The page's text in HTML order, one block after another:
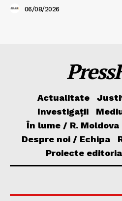
06/08/2026
Actualitate
Investigații
În lume / R. Moldova
Despre noi / Echipa
Proiecte